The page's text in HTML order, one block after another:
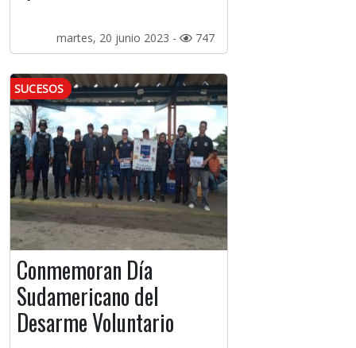
martes, 20 junio 2023 - 747
SUCESOS
Conmemoran Día
Sudamericano del
Desarme Voluntario